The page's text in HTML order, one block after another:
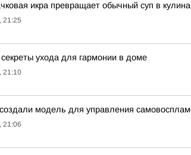
икра превращает обычный суп в
21:25
ухода для гармонии в доме
21:10
модель для управления
21:06